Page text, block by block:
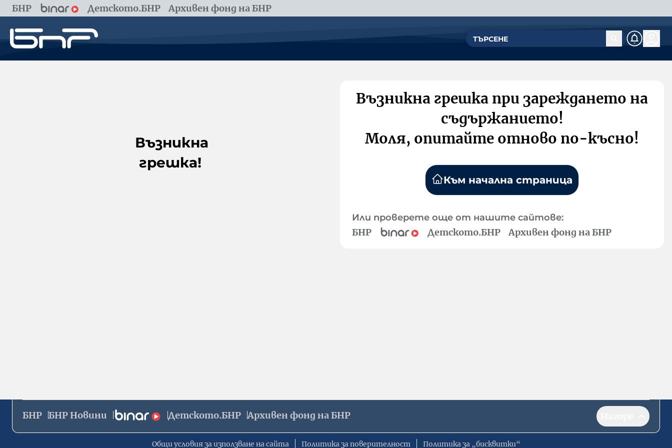
БНР Детското.БНР Архивен фонд на БНР
Възникна
грешка!
Възникна грешка при зареждането на
съдържанието!
Моля, опитайте отново по-късно!
Към начална страница
Или проверете още от нашите сайтове:
БНР Детското.БНР Архивен фонд на БНР
БНР БНР Новини Детското.БНР Архивен фонд на БНР
Общи условия за използване на сайта Политика за поверителност Политика за „бисквитки“